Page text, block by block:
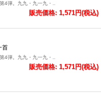
4弾。九九・九一九・..
販売価格: 1,571円(税込)
首
4弾。九九・九一九・..
販売価格: 1,571円(税込)